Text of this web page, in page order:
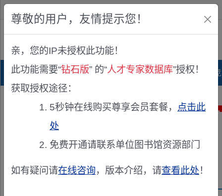
公众版
首页 科研项目库 项目指南库 奖项
尊敬的用户，友情提示您！
亲，您的IP未授权此功能！
此功能需要“钻石版” 的“人才专家数据库”授权！
获取授权途径：
5秒钟在线购买尊享会员套餐， 点击此
处
免费开通请联系单位图书馆资源部门
如有疑问请在线咨询，版本介绍，请查看此处！